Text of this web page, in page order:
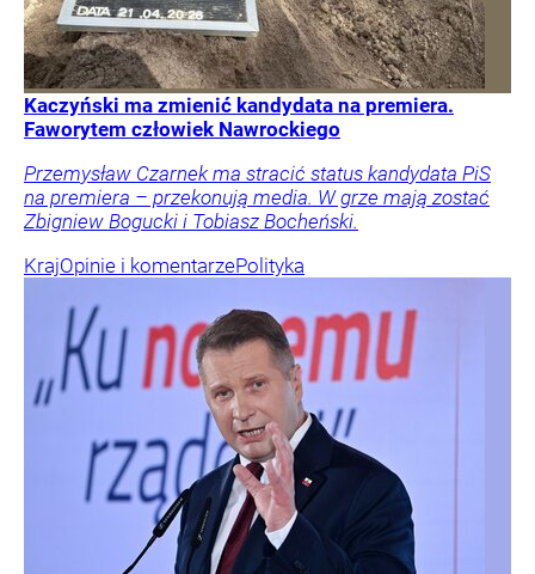
Kaczyński ma zmienić kandydata na premiera.
Faworytem człowiek Nawrockiego
Przemysław Czarnek ma stracić status kandydata PiS
na premiera – przekonują media. W grze mają zostać
Zbigniew Bogucki i Tobiasz Bocheński.
KrajOpinie i komentarzePolityka